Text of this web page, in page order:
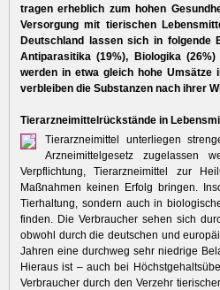
­tragen erheblich zum hohen
Versorgung mit tierischen
Deutschland lassen sich in folgende
Antiparasitika (19%), Biologika
werden in etwa gleich hohe
verbleiben die Substanzen nach ihrer
Tierarzneimittelrückstände in
Tierarzneimittel unterliegen
Arzneimittelgesetz zugelassen
Verpflichtung, Tierarzneimittel zur
Maßnahmen keinen Erfolg bringen.
Tierhaltung, sondern auch in
finden. Die Verbraucher sehen sich
obwohl durch die deutschen und
Jahren eine durchweg sehr niedrige
Hieraus ist – auch bei
Verbraucher durch den Verzehr